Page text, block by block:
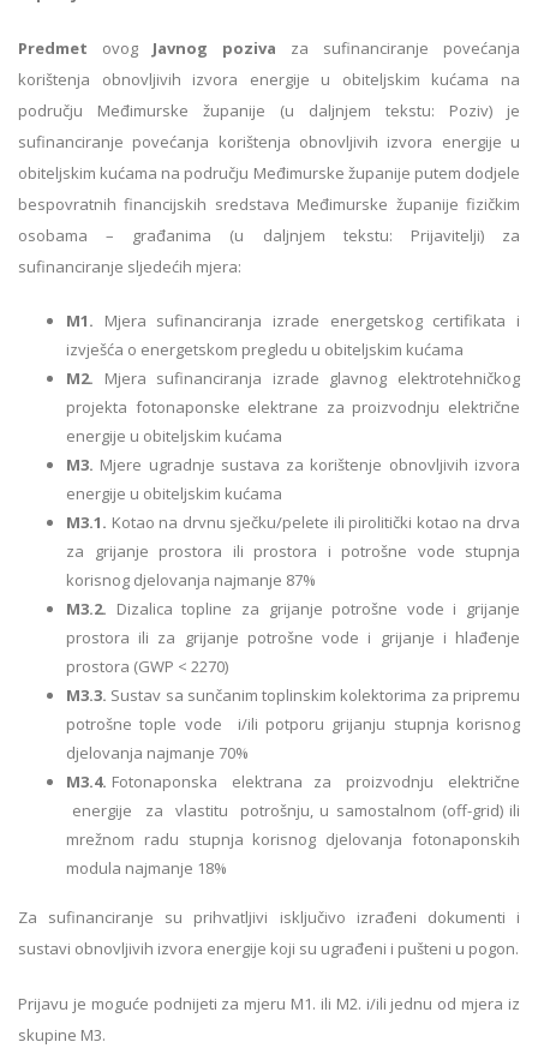
Predmet ovog Javnog poziva za sufinanciranje povećanja
korištenja obnovljivih izvora energije u obiteljskim kućama na
području Međimurske županije (u daljnjem tekstu: Poziv) je
sufinanciranje povećanja korištenja obnovljivih izvora energije u
obiteljskim kućama na području Međimurske županije putem dodjele
bespovratnih financijskih sredstava Međimurske županije fizičkim
osobama – građanima (u daljnjem tekstu: Prijavitelji) za
sufinanciranje sljedećih mjera:
M1. Mjera sufinanciranja izrade energetskog certifikata i
izvješća o energetskom pregledu u obiteljskim kućama
M2. Mjera sufinanciranja izrade glavnog elektrotehničkog
projekta fotonaponske elektrane za proizvodnju električne
energije u obiteljskim kućama
M3. Mjere ugradnje sustava za korištenje obnovljivih izvora
energije u obiteljskim kućama
M3.1. Kotao na drvnu sječku/pelete ili pirolitički kotao na drva
za grijanje prostora ili prostora i potrošne vode stupnja
korisnog djelovanja najmanje 87%
M3.2. Dizalica topline za grijanje potrošne vode i grijanje
prostora ili za grijanje potrošne vode i grijanje i hlađenje
prostora (GWP < 2270)
M3.3. Sustav sa sunčanim toplinskim kolektorima za pripremu
potrošne tople vode i/ili potporu grijanju stupnja korisnog
djelovanja najmanje 70%
M3.4. Fotonaponska elektrana za proizvodnju električne
energije za vlastitu potrošnju, u samostalnom (off-grid) ili
mrežnom radu stupnja korisnog djelovanja fotonaponskih
modula najmanje 18%
Za sufinanciranje su prihvatljivi isključivo izrađeni dokumenti i
sustavi obnovljivih izvora energije koji su ugrađeni i pušteni u pogon.
Prijavu je moguće podnijeti za mjeru M1. ili M2. i/ili jednu od mjera iz
skupine M3.